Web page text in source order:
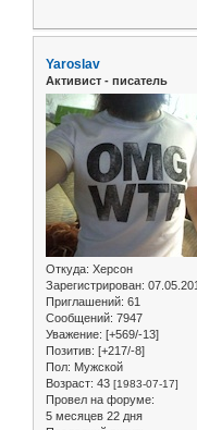
Yaroslav
Активист - писатель
Откуда: Херсон
Зарегистрирован:
Приглашений: 61
Сообщений: 7947
Уважение: [+569/-13]
Позитив: [+217/-8]
Пол: Мужской
Возраст: 43 [1983-07-17]
Провел на форуме:
5 месяцев 22 дня